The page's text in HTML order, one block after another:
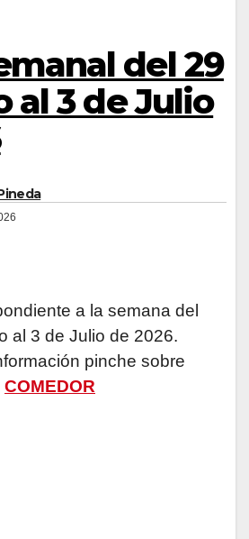
del 29
al 3 de Julio
a la semana del
al 3 de Julio de 2026.
pinche sobre
COMEDOR